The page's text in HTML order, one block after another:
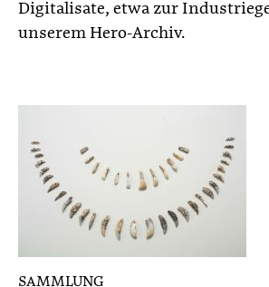
Digitalisate, etwa zur
unserem Hero-Archiv.
SAMMLUNG